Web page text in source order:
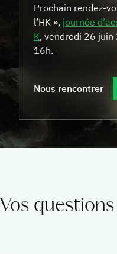
Prochain rendez-
l’HK », journée
K, vendredi 26
16h.
Nous rencontrer
Vos questions